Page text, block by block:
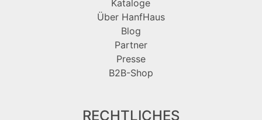
Kataloge
Über HanfHaus
Blog
Partner
Presse
B2B-Shop
RECHTLICHES